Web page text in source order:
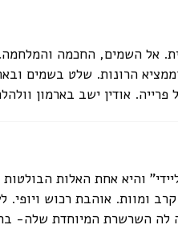
אל השמים, החכמה
הרונות. שלט בשמים
אודין ישב בארמון
והיא אחת האלות הבולטות
ומוות. אוהבת רכוש
לה השרשרת המיוחדת שלה-